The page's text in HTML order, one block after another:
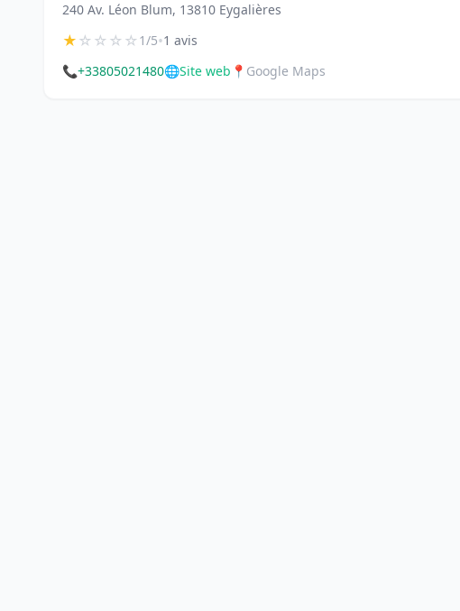
240 Av. Léon Blum, 13810 Eygalières
★☆☆☆☆1/5•1 avis
📞+33805021480🌐Site web 📍 Google Maps